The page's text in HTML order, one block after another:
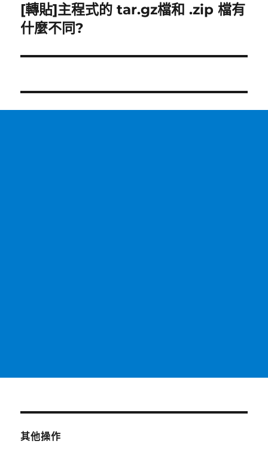
下
一
文
[轉貼]主程式的 tar.gz檔和 .zip 檔有
什麼不同?
其他操作